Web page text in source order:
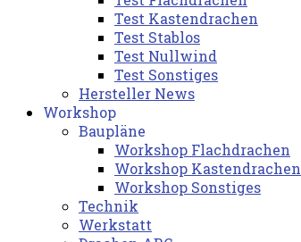
Test Kastendrachen
Test Stablos
Test Nullwind
Test Sonstiges
Hersteller News
Workshop
Baupläne
Workshop Flachdrachen
Workshop Kastendrachen
Workshop Sonstiges
Technik
Werkstatt